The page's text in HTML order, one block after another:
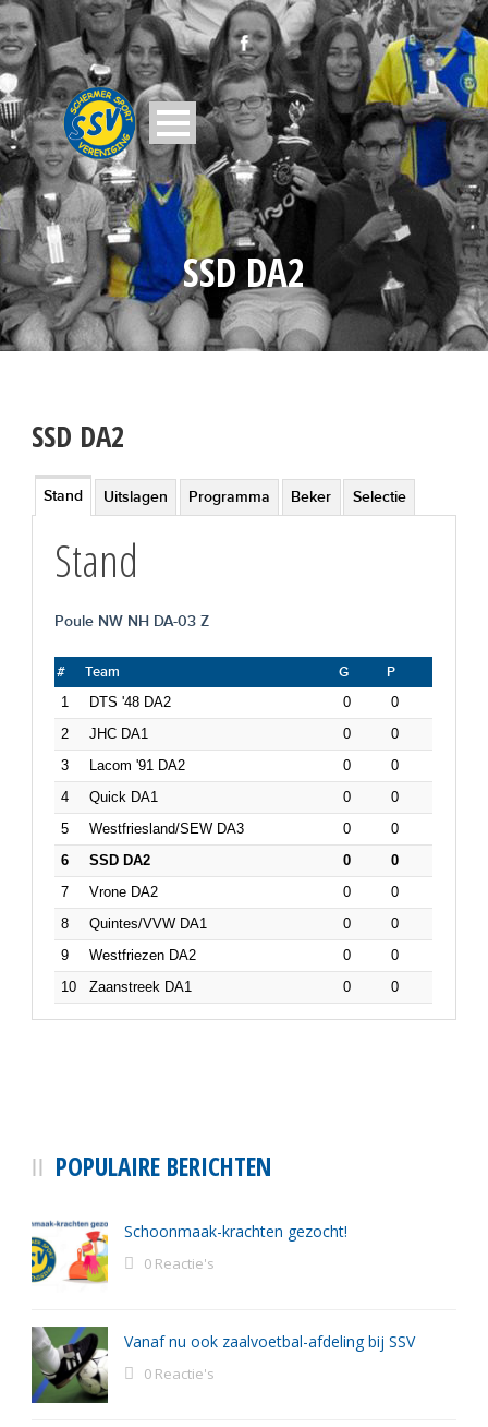
SSD DA2
SSD DA2
Stand Uitslagen Programma Beker Selectie
Stand
Poule NW NH DA-03 Z
# Team G P
1 DTS '48 DA2 0
0
2
JHC DA1 0
0
3
Lacom '91 DA2 0
0
4
Quick DA1 0
0
5
Westfriesland/SEW DA3 0
0
6
SSD DA2 0
0
7
Vrone DA2 0
0
8
Quintes/VVW DA1 0
0
9
Westfriezen DA2 0
0
10
Zaanstreek DA1 0 0
POPULAIRE BERICHTEN
Schoonmaak-krachten gezocht!
0 Reactie's
Vanaf nu ook zaalvoetbal-afdeling bij SSV
0 Reactie's